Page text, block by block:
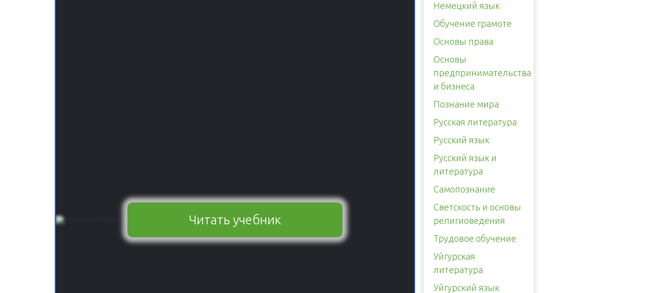
Читать учебник
Немецкий язык
Обучение грамоте
Основы права
Основы
предпринимательства
и бизнеса
Познание мира
Русская литература
Русский язык
Русский язык и
литература
Самопознание
Светскость и основы
религиоведения
Трудовое обучение
Уйгурская
литература
Уйгурский язык